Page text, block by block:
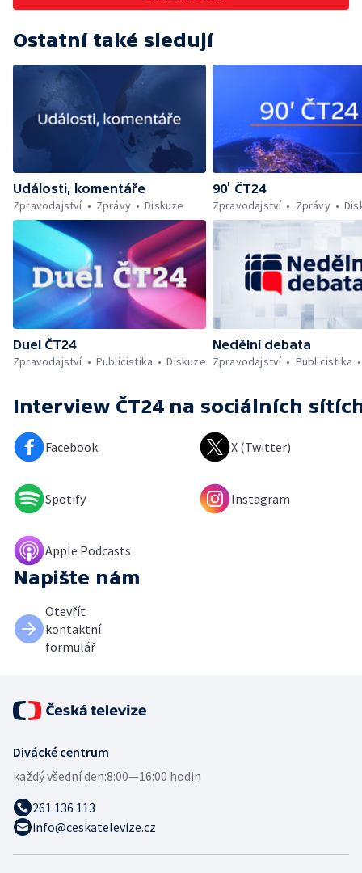
Ostatní také sledují
Události, komentáře
Zpravodajství
Zprávy Diskuze
90’ ČT24
Zpravodajství
Zprávy
Duel ČT24
Zpravodajství
Publicistika Diskuze
Nedělní debata
Zpravodajství
Publicistika
Interview ČT24 na sociálních
Facebook X (Twitter)
Spotify Instagram
Apple Podcasts
Napište nám
Otevřít
kontaktní
formulář
Divácké centrum
každý všední den:8:00—16:00 hodin
261 136 113
info@ceskatelevize.cz